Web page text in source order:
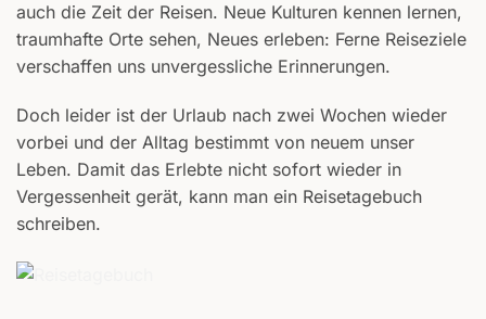
auch die Zeit der Reisen. Neue Kulturen kennen lernen,
traumhafte Orte sehen, Neues erleben: Ferne Reiseziele
verschaffen uns unvergessliche Erinnerungen.
Doch leider ist der Urlaub nach zwei Wochen wieder
vorbei und der Alltag bestimmt von neuem unser
Leben. Damit das Erlebte nicht sofort wieder in
Vergessenheit gerät, kann man ein Reisetagebuch
schreiben.